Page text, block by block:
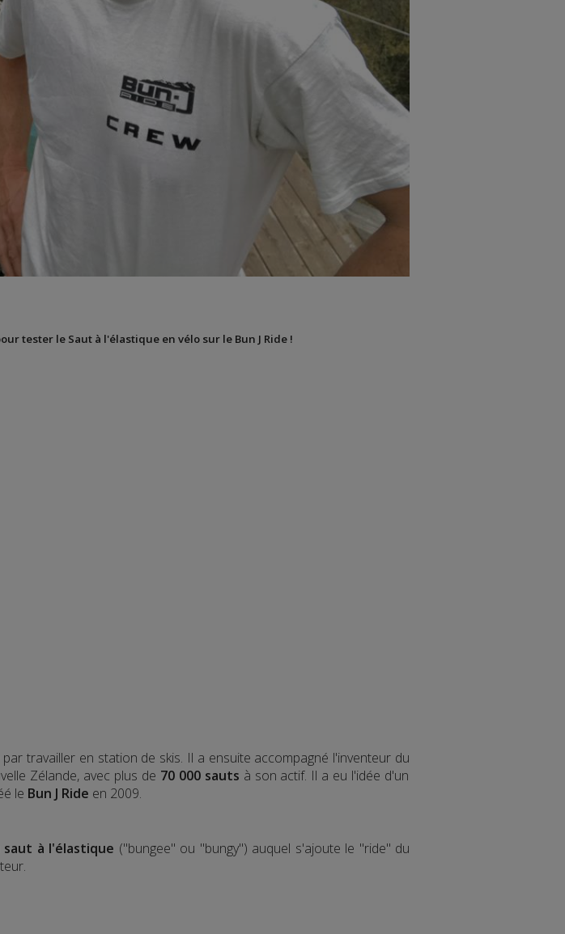
tester le Saut à l'élastique en vélo sur le Bun J Ride !
travailler en station de skis. Il a ensuite accompagné l'inventeur du
Zélande, avec plus de 70 000 sauts à son actif. Il a eu l'idée d'un
le Bun J Ride en 2009.
saut à l'élastique ("bungee" ou "bungy") auquel s'ajoute le "ride" du